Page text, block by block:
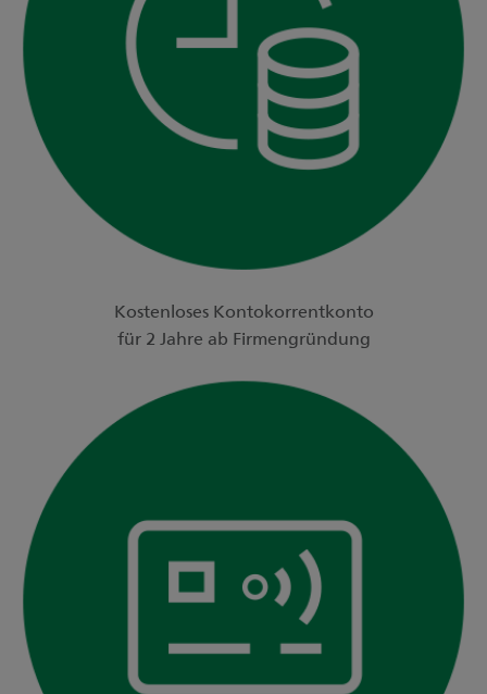
Kostenloses Kontokorrentkonto
für 2 Jahre ab Firmengründung